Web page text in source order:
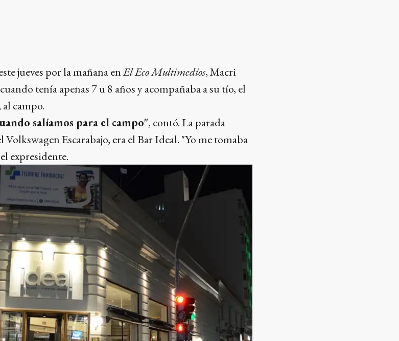
jueves por la mañana enEl Eco Multimedios, Macri
tenía apenas 7 u 8 años y acompañaba a su tío, el
al campo.
salíamos para el campo", contó. La parada
Escarabajo, era el Bar Ideal. "Yo me tomaba
expresidente.